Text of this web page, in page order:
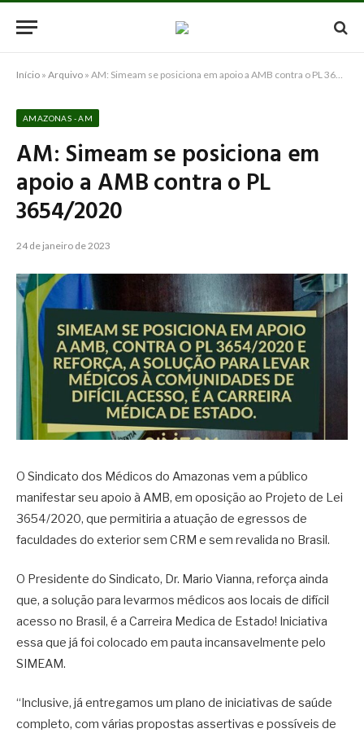
Início » Arquivo » AM: Simeam se posiciona em apoio a AMB contra o PL 3654/2020
AMAZONAS - AM
AM: Simeam se posiciona em
apoio a AMB contra o PL
3654/2020
24 de janeiro de 2023
O Sindicato dos Médicos do Amazonas vem a público
manifestar seu apoio à AMB, em oposição ao Projeto de Lei
3654/2020, que permitiria a atuação de egressos de
faculdades do exterior sem CRM e sem revalida no Brasil.
O Presidente do Sindicato, Dr. Mario Vianna, reforça ainda
que, a solução para levarmos médicos aos locais de difícil
acesso no Brasil, é a Carreira Medica de Estado! Iniciativa
essa que já foi colocado em pauta incansavelmente pelo
SIMEAM.
“Inclusive, já entregamos um plano de iniciativas de saúde
completo, com várias propostas assertivas e possíveis de